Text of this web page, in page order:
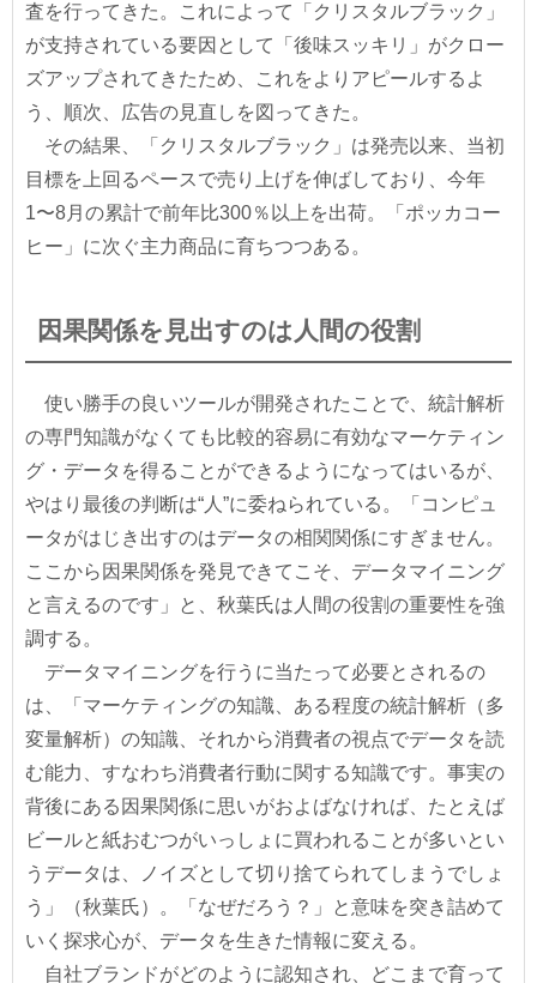
査を行ってきた。これによって「クリスタルブラック」
が支持されている要因として「後味スッキリ」がクロー
ズアップされてきたため、これをよりアピールするよ
う、順次、広告の見直しを図ってきた。
その結果、「クリスタルブラック」は発売以来、当初
目標を上回るペースで売り上げを伸ばしており、今年
1〜8月の累計で前年比300％以上を出荷。「ポッカコー
ヒー」に次ぐ主力商品に育ちつつある。
因果関係を見出すのは人間の役割
使い勝手の良いツールが開発されたことで、統計解析
の専門知識がなくても比較的容易に有効なマーケティン
グ・データを得ることができるようになってはいるが、
やはり最後の判断は“人”に委ねられている。「コンピュ
ータがはじき出すのはデータの相関関係にすぎません。
ここから因果関係を発見できてこそ、データマイニング
と言えるのです」と、秋葉氏は人間の役割の重要性を強
調する。
データマイニングを行うに当たって必要とされるの
は、「マーケティングの知識、ある程度の統計解析（多
変量解析）の知識、それから消費者の視点でデータを読
む能力、すなわち消費者行動に関する知識です。事実の
背後にある因果関係に思いがおよばなければ、たとえば
ビールと紙おむつがいっしょに買われることが多いとい
うデータは、ノイズとして切り捨てられてしまうでしょ
う」（秋葉氏）。「なぜだろう？」と意味を突き詰めて
いく探求心が、データを生きた情報に変える。
自社ブランドがどのように認知され、どこまで育って